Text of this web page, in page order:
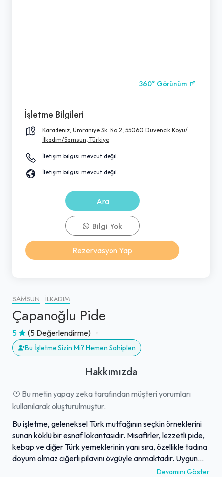
SAMSUN İLKADIM
Çapanoğlu Pide
5 (5 Değerlendirme)
Bu İşletme Sizin Mi? Hemen Sahiplen
Hakkımızda
Bu metin yapay zeka tarafından müşteri yorumları
kullanılarak oluşturulmuştur.
Bu işletme, geleneksel Türk mutfağının seçkin örneklerini
sunan köklü bir esnaf lokantasıdır. Misafirler, lezzetli pide,
kebap ve diğer Türk yemeklerinin yanı sıra, özellikle tadına
doyum olmaz ciğerli pilavını övgüyle anmaktadır. Uygun
fiyatlı menü seçenekleri ve cazip tabldot fırsatları sunarak
Devamını Göster
360° Görünüm
İşletme Bilgileri
Karadeniz, Ümraniye Sk. No:2, 55060 Düvencik Köyü/
İlkadım/Samsun, Türkiye
İletişim bilgisi mevcut değil.
İletişim bilgisi mevcut değil.
Ara
Bilgi Yok
Rezervasyon Yap